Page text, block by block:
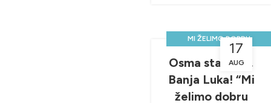
17
AUG
MI ŽELIMO DOBRU
PRAKSU, A VI?
,NOVOSTI & PROJEKTI
PRAKTIČNA NASTAVA
Osma stanica…
Banja Luka! “Mi
želimo dobru